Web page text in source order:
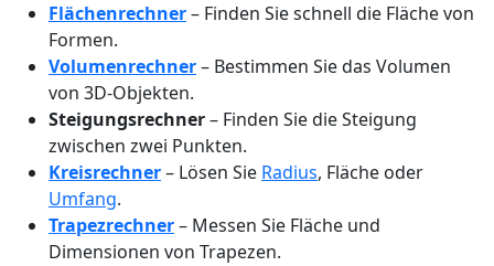
Flächenrechner– Finden Sie schnell die Fläche von
Formen.
Volumenrechner– Bestimmen Sie das Volumen
von 3D-Objekten.
Steigungsrechner– Finden Sie die Steigung
zwischen zwei Punkten.
Kreisrechner– Lösen Sie Radius, Fläche oder
Umfang.
Trapezrechner– Messen Sie Fläche und
Dimensionen von Trapezen.